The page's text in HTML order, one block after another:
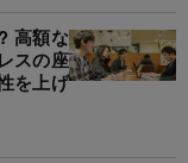
高額な
スの座
を上げ